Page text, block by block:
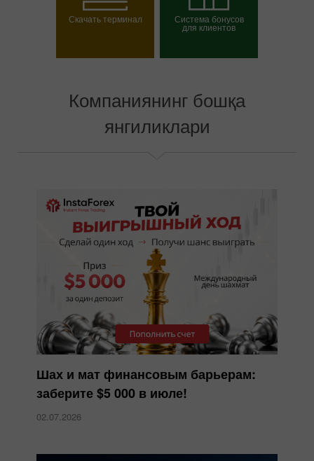
Скачать терминал Система бонусов
для клиентов
Компаниянинг бошқа
янгиликлари
Шах и мат финансовым барьерам:
заберите $5 000 в июле!
02.07.2026